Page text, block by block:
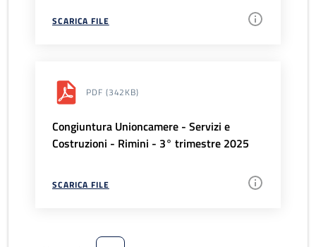
SCARICA FILE
PDF (342KB)
Congiuntura Unioncamere - Servizi e
Costruzioni - Rimini - 3° trimestre 2025
SCARICA FILE